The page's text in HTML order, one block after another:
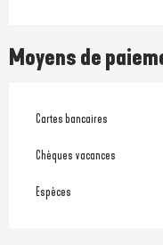
Moyens de
Cartes bancaires
Chèques vacances
Espèces